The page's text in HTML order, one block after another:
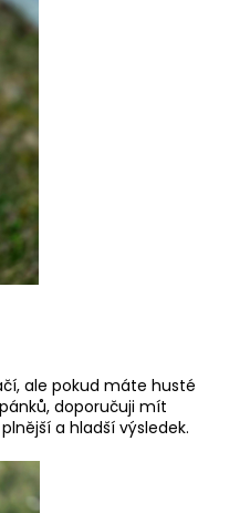
ale pokud máte husté
doporučuji mít
a hladší výsledek.